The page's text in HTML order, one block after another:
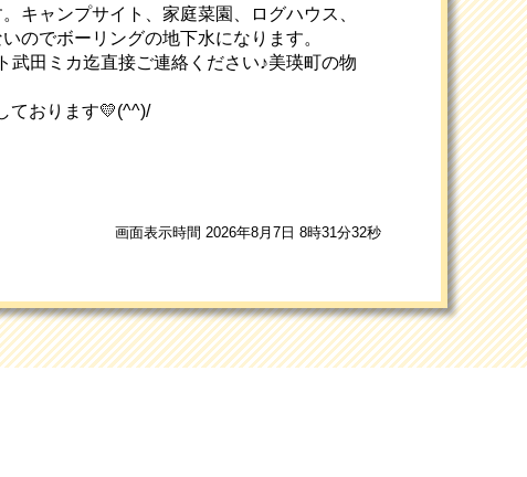
キャンプサイト、家庭菜園、ログハウス、
のでボーリングの地下水になります。
武田ミカ迄直接ご連絡ください♪美瑛町の物
ております💛(^^)/
画面表示時間 2026年8月7日 8時31分32秒